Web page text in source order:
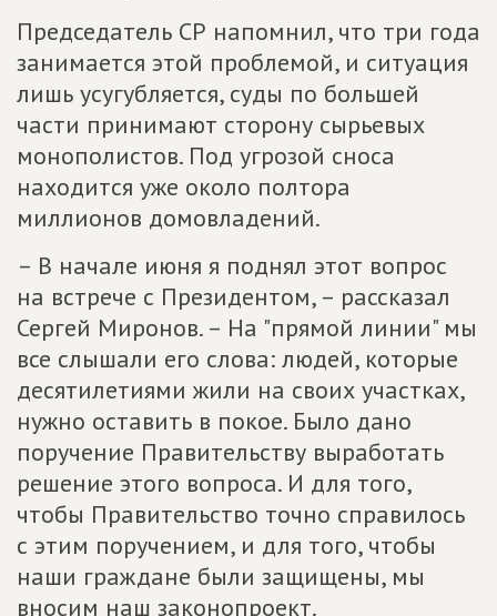
Председатель СР напомнил, что три года
занимается этой проблемой, и ситуация
лишь усугубляется, суды по большей
части принимают сторону сырьевых
монополистов. Под угрозой сноса
находится уже около полтора
миллионов домовладений.
– В начале июня я поднял этот вопрос
на встрече с Президентом, – рассказал
Сергей Миронов. – На "прямой линии" мы
все слышали его слова: людей, которые
десятилетиями жили на своих участках,
нужно оставить в покое. Было дано
поручение Правительству выработать
решение этого вопроса. И для того,
чтобы Правительство точно справилось
с этим поручением, и для того, чтобы
наши граждане были защищены, мы
вносим наш законопроект.